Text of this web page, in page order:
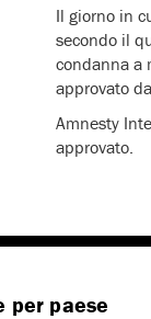
Il giorno in
secondo il
condanna a
approvato
Amnesty
approvato.
per paese